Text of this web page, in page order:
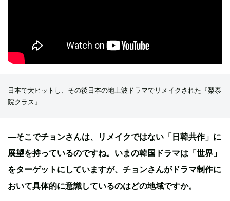
日本で大ヒットし、その後日本の地上波ドラマでリメイクされた『梨泰
院クラス』
—そこでチョンさんは、リメイクではない「日韓共作」に
展望を持っているのですね。いまの韓国ドラマは「世界」
をターゲットにしていますが、チョンさんがドラマ制作に
おいて具体的に意識しているのはどの地域ですか。